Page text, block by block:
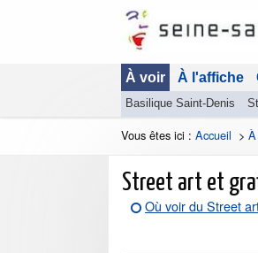
À voir
Basilique Saint-Denis
À l'affiche
Vous êtes ici : Accueil >
Street art et
Où voir du Street